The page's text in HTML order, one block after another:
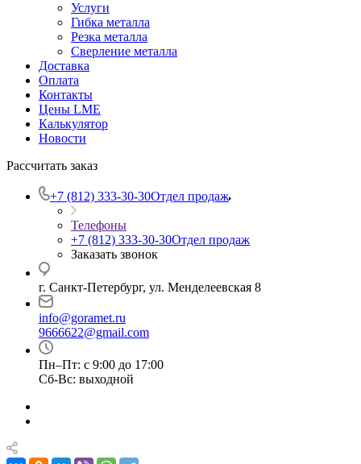
Услуги
Гибка металла
Резка металла
Сверление металла
Доставка
Оплата
Контакты
Цены LME
Калькулятор
Новости
Рассчитать заказ
+7 (812) 333-30-30Отдел продаж
Телефоны
+7 (812) 333-30-30Отдел продаж
Заказать звонок
г. Санкт-Петербург, ул. Менделеевская 8
info@goramet.ru
9666622@gmail.com
Пн–Пт: с 9:00 до 17:00
Сб-Вс: выходной